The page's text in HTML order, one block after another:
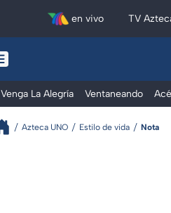
en vivo TV
Venga La Alegría Ventaneando
Azteca UNO Estilo de vida Nota